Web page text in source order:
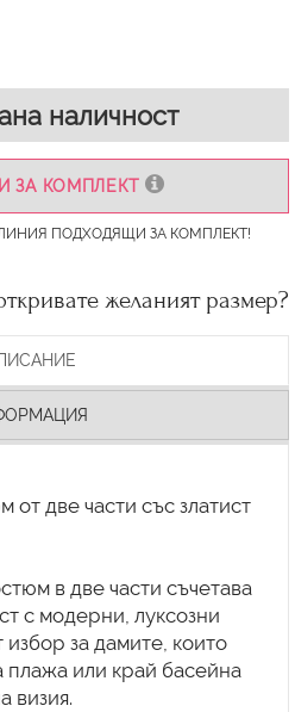
наличност
ЗА КОМПЛЕКТ
ПОДХОДЯЩИ ЗА КОМПЛЕКТ!
желаният размер?
от две части със златист
в две части съчетава
с модерни, луксозни
за дамите, които
плажа или край басейна
визия.